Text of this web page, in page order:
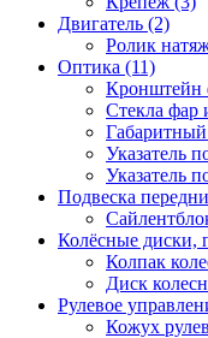
Двигатель (2)
Ролик
Оптика (11)
Кронштейн
Стекла фар
Указатель
Указатель
Подвеска
Колёсные диски,
Колпак
Диск
Рулевое
Кожух